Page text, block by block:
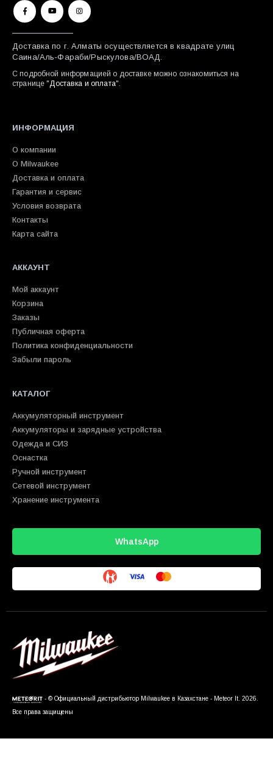
Доставка по г. Алматы осуществляется в квадрате улиц
Саина/Аль-Фараби/Рыскулова/ВОАД.
С подробной информацией о доставке можно ознакомиться на
странице " Доставка и оплата".
ИНФОРМАЦИЯ
О компании
О Milwaukee
Доставка и оплата
Гарантия и сервис
Условия возврата
Контакты
Карта сайта
АККАУНТ
Мой аккаунт
Корзина
Заказы
Публичная оферта
Политика конфиденциальности
Забыли пароль
КАТАЛОГ
Аккумуляторный инструмент
Аккумуляторы и зарядные устройства
Одежда и СИЗ
Оснастка
Ручной инструмент
Сетевой инструмент
Хранение инструмента
WhatsApp
- © Официальный дистрибьютор Milwaukee в Казахстане - Meteor It. 2026.
Все права защищены